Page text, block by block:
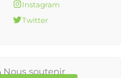
Instagram
Twitter
Nous soutenir